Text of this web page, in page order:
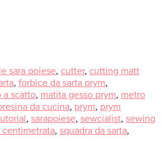
sara poiese, cutter, cutting matt
, forbice da sarta prym,
a scatto, matita gesso prym, metro
da cucina, prym, prym
, sarapoiese, sewcialist, sewing
centimetrata, squadra da sarta,